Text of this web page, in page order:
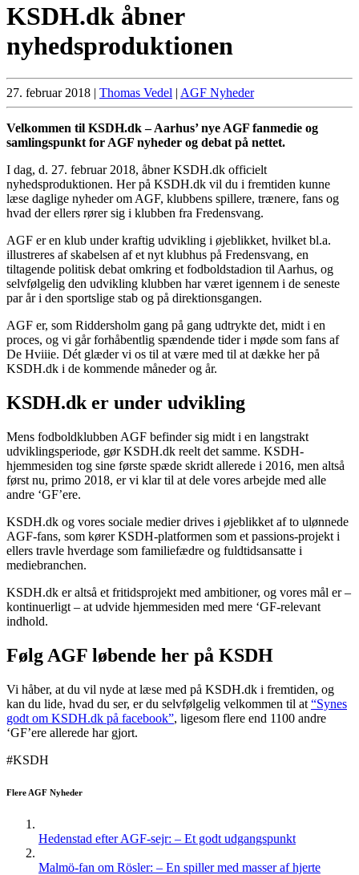
KSDH.dk åbner
nyhedsproduktionen
27. februar 2018 | Thomas Vedel | AGF Nyheder
Velkommen til KSDH.dk – Aarhus’ nye AGF fanmedie og
samlingspunkt for AGF nyheder og debat på nettet.
I dag, d. 27. februar 2018, åbner KSDH.dk officielt
nyhedsproduktionen. Her på KSDH.dk vil du i fremtiden kunne
læse daglige nyheder om AGF, klubbens spillere, trænere, fans og
hvad der ellers rører sig i klubben fra Fredensvang.
AGF er en klub under kraftig udvikling i øjeblikket, hvilket bl.a.
illustreres af skabelsen af et nyt klubhus på Fredensvang, en
tiltagende politisk debat omkring et fodboldstadion til Aarhus, og
selvfølgelig den udvikling klubben har været igennem i de seneste
par år i den sportslige stab og på direktionsgangen.
AGF er, som Riddersholm gang på gang udtrykte det, midt i en
proces, og vi går forhåbentlig spændende tider i møde som fans af
De Hviiie. Dét glæder vi os til at være med til at dække her på
KSDH.dk i de kommende måneder og år.
KSDH.dk er under udvikling
Mens fodboldklubben AGF befinder sig midt i en langstrakt
udviklingsperiode, gør KSDH.dk reelt det samme. KSDH-
hjemmesiden tog sine første spæde skridt allerede i 2016, men altså
først nu, primo 2018, er vi klar til at dele vores arbejde med alle
andre ‘GF’ere.
KSDH.dk og vores sociale medier drives i øjeblikket af to ulønnede
AGF-fans, som kører KSDH-platformen som et passions-projekt i
ellers travle hverdage som familiefædre og fuldtidsansatte i
mediebranchen.
KSDH.dk er altså et fritidsprojekt med ambitioner, og vores mål er –
kontinuerligt – at udvide hjemmesiden med mere ‘GF-relevant
indhold.
Følg AGF løbende her på KSDH
Vi håber, at du vil nyde at læse med på KSDH.dk i fremtiden, og
kan du lide, hvad du ser, er du selvfølgelig velkommen til at “Synes
godt om KSDH.dk på facebook”, ligesom flere end 1100 andre
‘GF’ere allerede har gjort.
#KSDH
Flere AGF Nyheder
Hedenstad efter AGF-sejr: – Et godt udgangspunkt
Malmö-fan om Rösler: – En spiller med masser af hjerte